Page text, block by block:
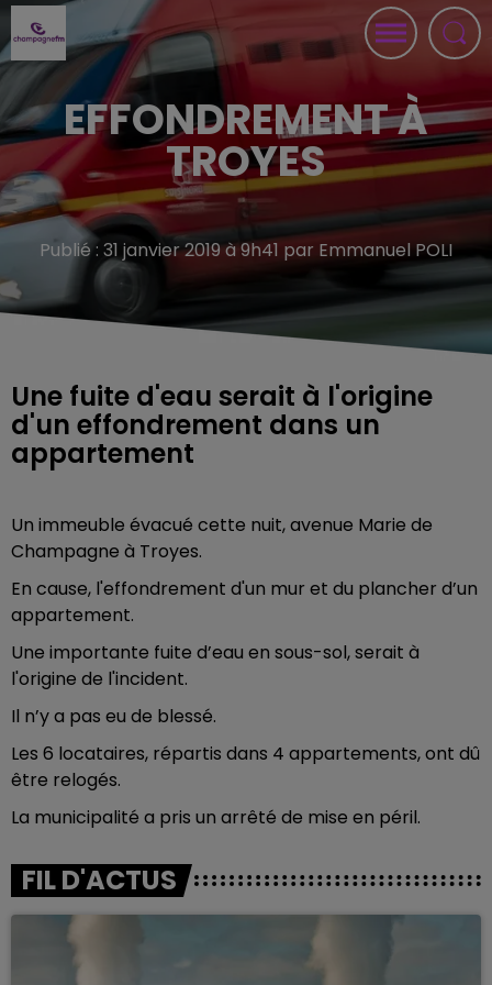
EFFONDREMENT À
TROYES
Publié : 31 janvier 2019 à 9h41 par Emmanuel POLI
Une fuite d'eau serait à l'origine
d'un effondrement dans un
appartement
Un immeuble évacué cette nuit, avenue Marie de
Champagne à Troyes.
En cause, l'effondrement d'un mur et du plancher d’un
appartement.
Une importante fuite d’eau en sous-sol, serait à
l'origine de l'incident.
Il n’y a pas eu de blessé.
Les 6 locataires, répartis dans 4 appartements, ont dû
être relogés.
La municipalité a pris un arrêté de mise en péril.
FIL D'ACTUS